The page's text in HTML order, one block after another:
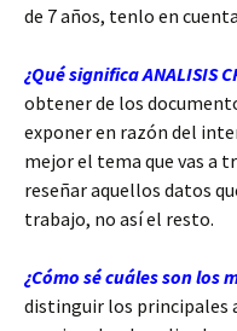
de 7 años, tenlo en
¿Qué significa ANALISIS
obtener de los
exponer en razón del
mejor el tema que vas a
reseñar aquellos datos
trabajo, no así el resto.
¿Cómo sé cuáles son los
distinguir los principales